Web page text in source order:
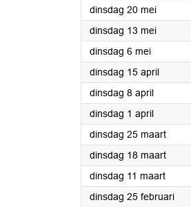
dinsdag 20 mei2025
dinsdag 13 mei2025
dinsdag 6 mei2025
dinsdag 15 april2025
dinsdag 8 april2025
dinsdag 1 april2025
dinsdag 25 maart2025
dinsdag 18 maart2025
dinsdag 11 maart2025
dinsdag 25 februari2025